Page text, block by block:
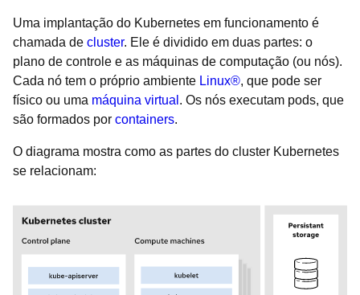
Uma implantação do Kubernetes em funcionamento é
chamada de cluster. Ele é dividido em duas partes: o
plano de controle e as máquinas de computação (ou nós).
Cada nó tem o próprio ambiente Linux®, que pode ser
físico ou uma máquina virtual . Os nós executam pods, que
são formados por containers.
O diagrama mostra como as partes do cluster Kubernetes
se relacionam: